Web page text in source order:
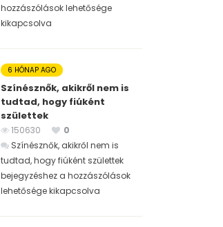
hozzászólások lehetősége
kikapcsolva
6 HÓNAP AGO
Színésznők, akikről nem is
tudtad, hogy fiúként
születtek
150630
0
Színésznők, akikről nem is
tudtad, hogy fiúként születtek
bejegyzéshez a hozzászólások
lehetősége kikapcsolva